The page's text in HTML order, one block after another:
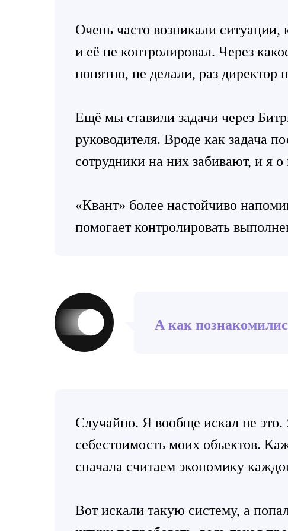
Очень часто возникали ситуации,
и её не контролировал. Через
понятно, не делали, раз директор
Ещё мы ставили задачи через
руководителя. Вроде как задача
сотрудники на них забивают, и я
«Квант» более настойчиво
помогает контролировать
А как
Случайно. Я вообще искал не это.
себестоимость моих объектов.
сначала считаем экономику
Вот искали такую систему, а